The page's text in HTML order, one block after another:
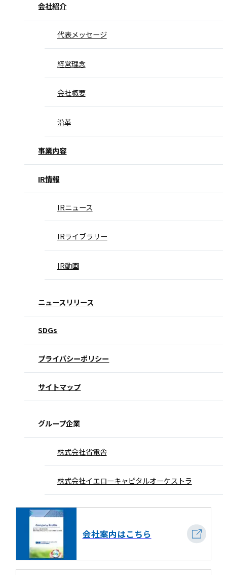
会社紹介
代表メッセージ
経営理念
会社概要
沿革
事業内容
IR情報
IRニュース
IRライブラリー
IR動画
ニュースリリース
SDGs
プライバシーポリシー
サイトマップ
グループ企業
株式会社省電舎
株式会社イエローキャピタルオーケストラ
会社案内はこちら